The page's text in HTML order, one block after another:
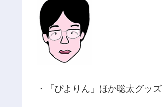
・「ぴよりん」ほか聡太グッズ